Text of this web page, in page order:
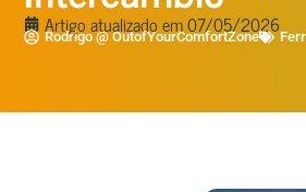
Artigo atualizado em07/05/2026
Rodrigo @ OutofYourComfortZone